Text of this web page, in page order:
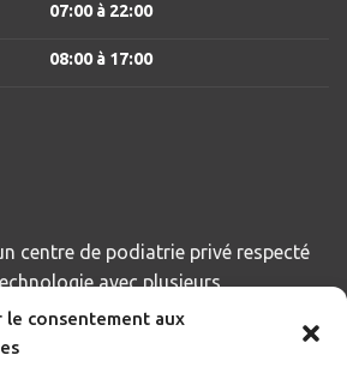
le consentement aux
07:00à 22:00
08:00à 17:00
centre de podiatrie privé respecté
avec plusieurs
la grande région de Montréal et à
est de servir et de répondre aux